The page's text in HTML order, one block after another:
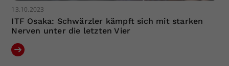
13.10.2023
ITF Osaka: Schwärzler kämpft sich mit starken
Nerven unter die letzten Vier